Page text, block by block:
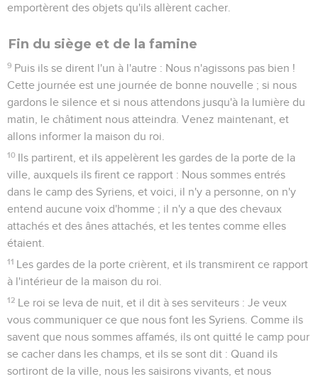
emportèrent des objets qu'ils allèrent cacher.
Fin du siège et de la famine
9 Puis ils se dirent l'un à l'autre : Nous n'agissons pas bien !
Cette journée est une journée de bonne nouvelle ; si nous
gardons le silence et si nous attendons jusqu'à la lumière du
matin, le châtiment nous atteindra. Venez maintenant, et
allons informer la maison du roi.
10 Ils partirent, et ils appelèrent les gardes de la porte de la
ville, auxquels ils firent ce rapport : Nous sommes entrés
dans le camp des Syriens, et voici, il n'y a personne, on n'y
entend aucune voix d'homme ; il n'y a que des chevaux
attachés et des ânes attachés, et les tentes comme elles
étaient.
11 Les gardes de la porte crièrent, et ils transmirent ce rapport
à l'intérieur de la maison du roi.
12 Le roi se leva de nuit, et il dit à ses serviteurs : Je veux
vous communiquer ce que nous font les Syriens. Comme ils
savent que nous sommes affamés, ils ont quitté le camp pour
se cacher dans les champs, et ils se sont dit : Quand ils
sortiront de la ville, nous les saisirons vivants, et nous